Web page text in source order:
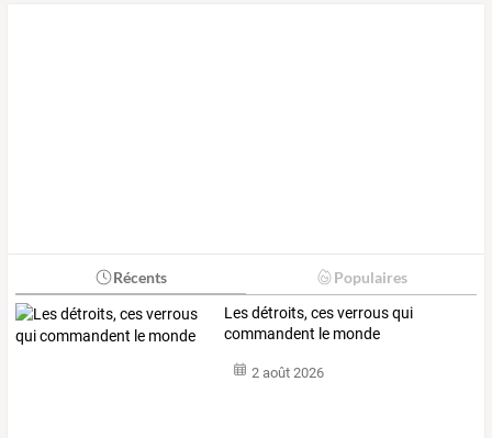
Récents Populaires
Les détroits, ces verrous qui
commandent le monde
2 août 2026